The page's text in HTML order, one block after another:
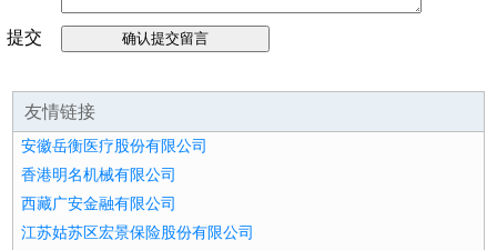
提交
友情链接
安徽岳衡医疗股份有限公司
香港明名机械有限公司
西藏广安金融有限公司
江苏姑苏区宏景保险股份有限公司